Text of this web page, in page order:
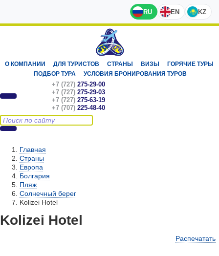
RU EN KZ
О КОМПАНИИ ДЛЯ ТУРИСТОВ СТРАНЫ ВИЗЫ
ГОРЯЧИЕ ТУРЫ
ПОДБОР ТУРА
УСЛОВИЯ БРОНИРОВАНИЯ ТУРОВ
+7 (727) 275-29-00
+7 (727) 275-29-03
+7 (727) 275-63-19
+7 (707) 225-48-40
Главная
Страны
Европа
Болгария
Пляж
Солнечный берег
Kolizei Hotel
Kolizei Hotel
Распечатать